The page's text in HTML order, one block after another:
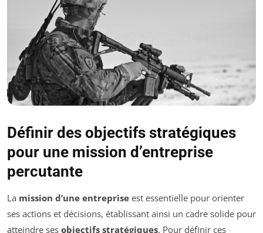
Définir des objectifs stratégiques
pour une mission d’entreprise
percutante
La mission d’une entreprise est essentielle pour orienter
ses actions et décisions, établissant ainsi un cadre solide pour
atteindre ses objectifs stratégiques. Pour définir ces